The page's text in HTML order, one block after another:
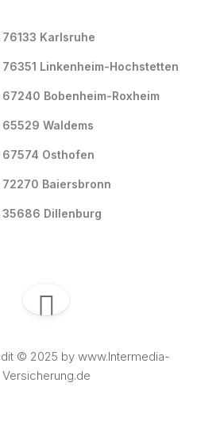
Karlsruhe
Linkenheim-Hochstetten
Bobenheim-Roxheim
Waldems
Osthofen
Baiersbronn
Dillenburg
© 2025 by www.Intermedia-
Versicherung.de